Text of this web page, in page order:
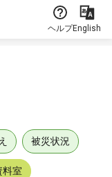
ヘルプEnglish
被災状況
室